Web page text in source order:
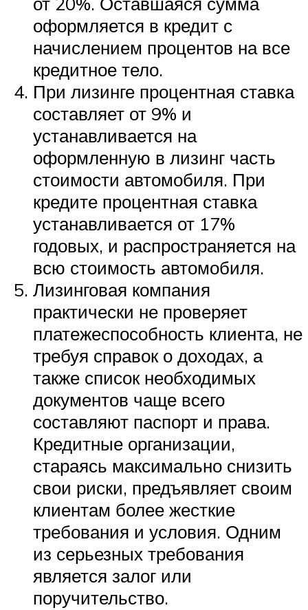
оформляется в кредит с
начислением процентов на все
кредитное тело.
При лизинге процентная ставка
составляет от 9% и
устанавливается на
оформленную в лизинг часть
стоимости автомобиля. При
кредите процентная ставка
устанавливается от 17%
годовых, и распространяется на
всю стоимость автомобиля.
Лизинговая компания
практически не проверяет
платежеспособность клиента, не
требуя справок о доходах, а
также список необходимых
документов чаще всего
составляют паспорт и права.
Кредитные организации,
стараясь максимально снизить
свои риски, предъявляет своим
клиентам более жесткие
требования и условия. Одним
из серьезных требования
является залог или
поручительство.